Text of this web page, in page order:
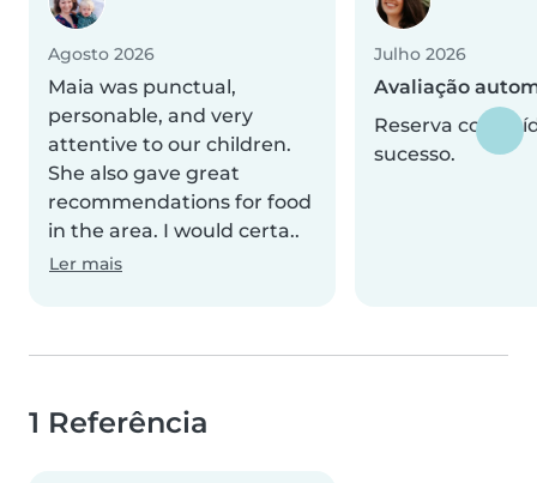
Agosto 2026
Maia was punctual,
personable, and very
attentive to our children.
She also gave great
recommendations for food
in the area. I would certa..
Ler mais
Julho 2026
Avaliação
Reserva
sucesso.
1 Referência